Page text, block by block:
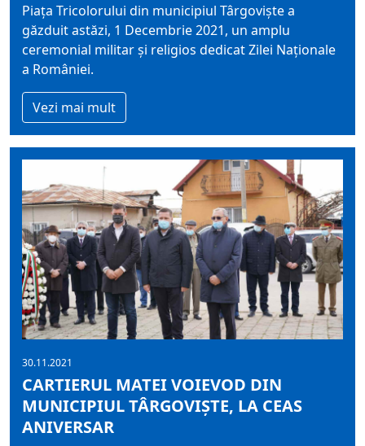
Piața Tricolorului din municipiul Târgoviște a
găzduit astăzi, 1 Decembrie 2021, un amplu
ceremonial militar și religios dedicat Zilei Naționale
a României.
Vezi mai mult
30.11.2021
CARTIERUL MATEI VOIEVOD DIN
MUNICIPIUL TÂRGOVIȘTE, LA CEAS
ANIVERSAR